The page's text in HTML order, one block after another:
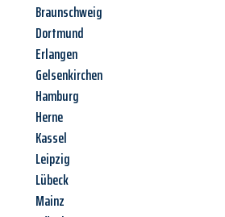
Braunschweig
Dortmund
Erlangen
Gelsenkirchen
Hamburg
Herne
Kassel
Leipzig
Lübeck
Mainz